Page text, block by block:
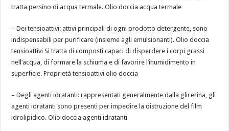
tratta persino di acqua termale. Olio doccia acqua termale
– Dei tensioattivi: attivi principali di ogni prodotto detergente, sono
indispensabili per purificare (insieme agli emulsionanti). Olio doccia
tensioattivi Si tratta di composti capaci di disperdere i corpi grassi
nell’acqua, di formare la schiuma e di favorire l’inumidimento in
superficie. Proprietà tensioattivi olio doccia
– Degli agenti idratanti: rappresentati generalmente dalla glicerina, gli
agenti idratanti sono presenti per impedire la distruzione del film
idrolipidico. Olio doccia agenti idratanti